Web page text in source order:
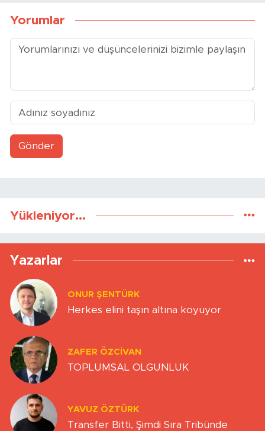
Yorumlar
Gönder
Yükleniyor...
Yazarlar
ONUR ŞENTÜRK
Herkes elini taşın altına koyuyor
ZAFER ÖZCIVAN
TOPLUMSAL OLGUNLUK
YAVUZ ÖZTÜRK
Transfer Bitti, Şimdi Sıra Tribünde